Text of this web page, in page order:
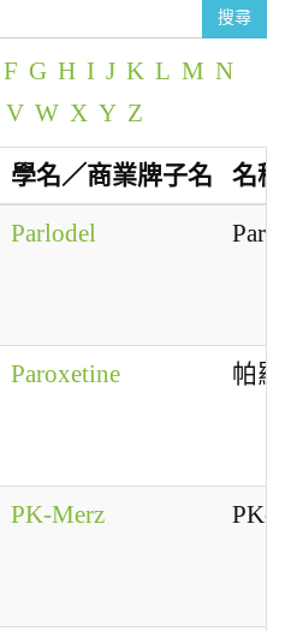
t
i
o
搜尋
F G H I J K L M N
V W X Y Z
學名／商業牌子名
名稱
Parlodel
Paroxetine 帕羅
PK-Merz PK-